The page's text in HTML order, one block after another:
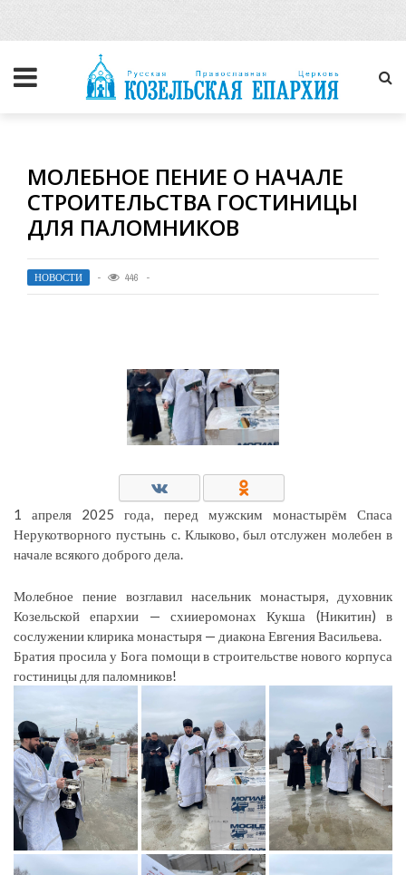
МОЛЕБНОЕ ПЕНИЕ О НАЧАЛЕ
СТРОИТЕЛЬСТВА ГОСТИНИЦЫ
ДЛЯ ПАЛОМНИКОВ
НОВОСТИ 446
1 апреля 2025 года, перед мужским монастырём Спаса
Нерукотворного пустынь с. Клыково, был отслужен молебен в
начале всякого доброго дела.
Молебное пение возглавил насельник монастыря, духовник
Козельской епархии — схииеромонах Кукша (Никитин) в
сослужении клирика монастыря — диакона Евгения Васильева.
Братия просила у Бога помощи в строительстве нового корпуса
гостиницы для паломников!